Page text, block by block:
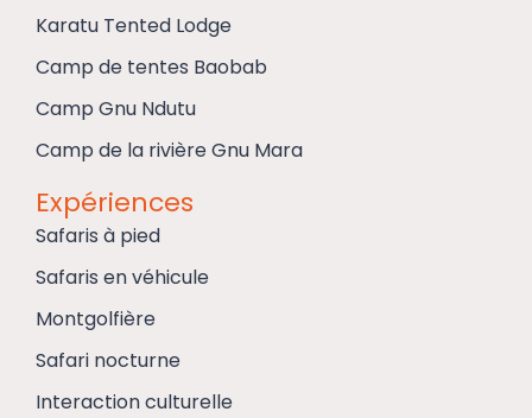
Karatu Tented Lodge
Camp de tentes Baobab
Camp Gnu Ndutu
Camp de la rivière Gnu Mara
Expériences
Safaris à pied
Safaris en véhicule
Montgolfière
Safari nocturne
Interaction culturelle